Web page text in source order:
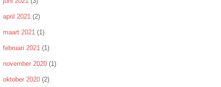
april 2021 (2)
maart 2021 (1)
februari 2021 (1)
november 2020 (1)
oktober 2020 (2)